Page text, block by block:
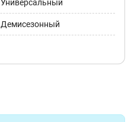
Универсальный
Демисезонный